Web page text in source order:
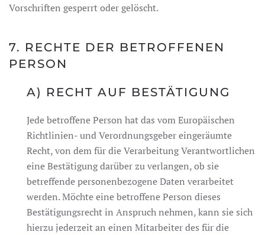
Vorschriften gesperrt oder gelöscht.
7. RECHTE DER BETROFFENEN
PERSON
A) RECHT AUF BESTÄTIGUNG
Jede betroffene Person hat das vom Europäischen
Richtlinien- und Verordnungsgeber eingeräumte
Recht, von dem für die Verarbeitung Verantwortlichen
eine Bestätigung darüber zu verlangen, ob sie
betreffende personenbezogene Daten verarbeitet
werden. Möchte eine betroffene Person dieses
Bestätigungsrecht in Anspruch nehmen, kann sie sich
hierzu jederzeit an einen Mitarbeiter des für die